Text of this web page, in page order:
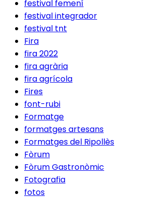
festival femení
festival integrador
festival tnt
Fira
fira 2022
fira agrària
fira agrícola
Fires
font-rubi
Formatge
formatges artesans
Formatges del Ripollès
Fòrum
Fòrum Gastronòmic
Fotografia
fotos